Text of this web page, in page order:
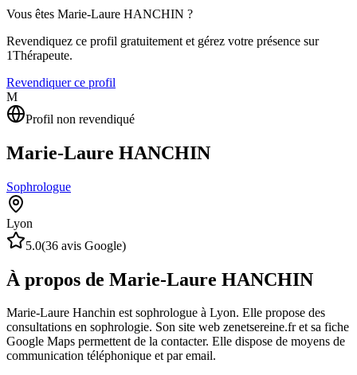
Vous êtes Marie-Laure HANCHIN ?
Revendiquez ce profil gratuitement et gérez votre présence sur
1Thérapeute.
Revendiquer ce profil
M
Profil non revendiqué
Marie-Laure HANCHIN
Sophrologue
Lyon
5.0(36 avis Google)
À propos de Marie-Laure HANCHIN
Marie-Laure Hanchin est sophrologue à Lyon. Elle propose des
consultations en sophrologie. Son site web zenetsereine.fr et sa fiche
Google Maps permettent de la contacter. Elle dispose de moyens de
communication téléphonique et par email.